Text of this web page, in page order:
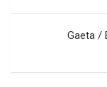
Gaeta /